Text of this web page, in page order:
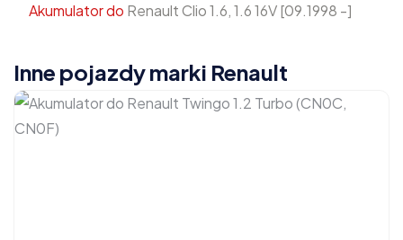
Akumulator do Renault Clio 1.6, 1.6 16V [09.1998 -]
Inne pojazdy marki Renault